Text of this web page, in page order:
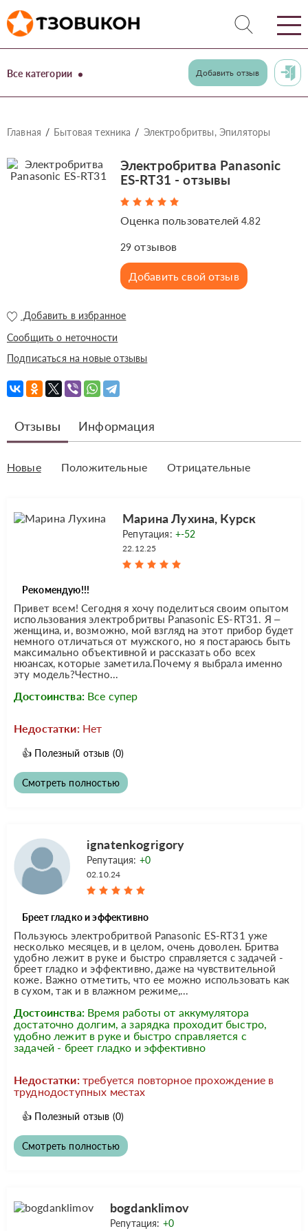
Все категории Добавить отзыв
Главная Бытовая техника Электробритвы, Эпиляторы
Электробритва Panasonic
ES-RT31 - отзывы
Оценка пользователей4.82
29 отзывов
Добавить свой отзыв
Добавить в избранное
Сообщить о неточности
Подписаться на новые отзывы
Отзывы Информация
Новые Положительные Отрицательные
Марина Лухина, Курск
Репутация: +-52
22.12.25
Рекомендую!!!
Привет всем! Сегодня я хочу поделиться своим опытом
использования электробритвы Panasonic ES-RT31. Я –
женщина, и, возможно, мой взгляд на этот прибор будет
немного отличаться от мужского, но я постараюсь быть
максимально объективной и рассказать обо всех
нюансах, которые заметила.Почему я выбрала именно
эту модель?Честно...
Достоинства: Все супер
Недостатки: Нет
👍 Полезный отзыв (0)
Смотреть полностью
ignatenkogrigory
Репутация: +0
02.10.24
Бреет гладко и эффективно
Пользуюсь электробритвой Panasonic ES-RT31 уже
несколько месяцев, и в целом, очень доволен. Бритва
удобно лежит в руке и быстро справляется с задачей -
бреет гладко и эффективно, даже на чувствительной
коже. Важно отметить, что ее можно использовать как
в сухом, так и в влажном режиме,...
Достоинства: Время работы от аккумулятора
достаточно долгим, а зарядка проходит быстро,
удобно лежит в руке и быстро справляется с
задачей - бреет гладко и эффективно
Недостатки: требуется повторное прохождение в
труднодоступных местах
👍 Полезный отзыв (0)
Смотреть полностью
bogdanklimov
Репутация: +0